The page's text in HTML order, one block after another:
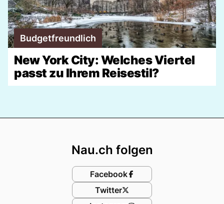
Budgetfreundlich
New York City: Welches Viertel
passt zu Ihrem Reisestil?
Nau.ch folgen
Facebook
Twitter